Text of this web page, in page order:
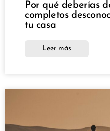
Por qué deberías
completos
tu casa
Leer más